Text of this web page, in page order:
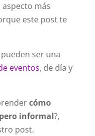
más
este post te
ser una
eventos, de día y
cómo
informal?,
post.